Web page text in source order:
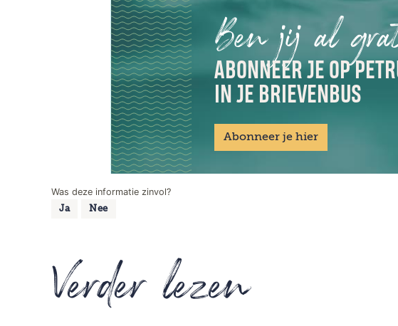
Ben jij al
ABONNEER JE OP
IN JE BRIEVENBUS
Abonneer je hier
Was deze informatie zinvol?
Ja Nee
Verder lezen